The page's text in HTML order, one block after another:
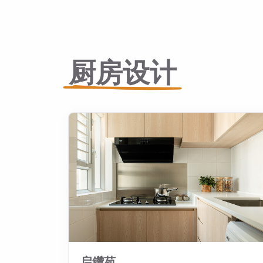
厨房设计